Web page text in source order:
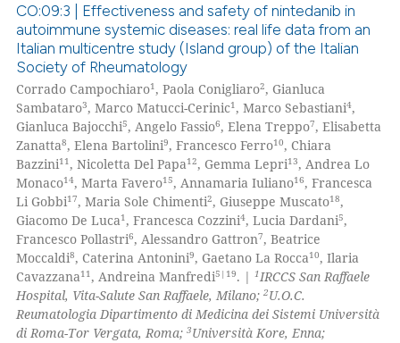
Citing Publications
Supporting
Mentioning
Contrasting
how this article has been
atscite.ai
shows how a scientific paper
been cited by providing the
of the citation, a
CO:09:3 | Effectiveness and safety of nintedanib in
autoimmune systemic diseases: real life data from an
Italian multicentre study (Island group) of the Italian
Society of Rheumatology
Corrado Campochiaro1, Paola Conigliaro2, Gianluca
Sambataro3, Marco Matucci-Cerinic1, Marco Sebastiani4,
Gianluca Bajocchi5, Angelo Fassio6, Elena Treppo7, Elisabetta
Zanatta8, Elena Bartolini9, Francesco Ferro10, Chiara
Bazzini11, Nicoletta Del Papa12, Gemma Lepri13, Andrea Lo
Monaco14, Marta Favero15, Annamaria Iuliano16, Francesca
Li Gobbi17, Maria Sole Chimenti2, Giuseppe Muscato18,
Giacomo De Luca1, Francesca Cozzini4, Lucia Dardani5,
Francesco Pollastri6, Alessandro Gattron7, Beatrice
Moccaldi8, Caterina Antonini9, Gaetano La Rocca10, Ilaria
Cavazzana11, Andreina Manfredi5|19. | 1IRCCS San Raffaele
Hospital, Vita-Salute San Raffaele, Milano;2U.O.C.
Reumatologia Dipartimento di Medicina dei Sistemi Università
di Roma-Tor Vergata, Roma;3Università Kore, Enna;